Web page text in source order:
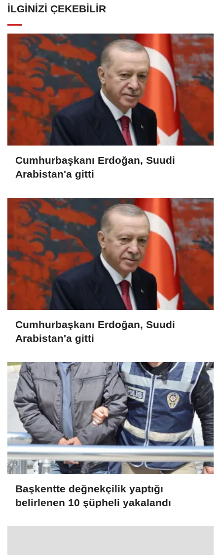
İLGINIZI ÇEKEBILIR
Cumhurbaşkanı Erdoğan, Suudi
Arabistan'a gitti
Cumhurbaşkanı Erdoğan, Suudi
Arabistan'a gitti
Başkentte değnekçilik yaptığı
belirlenen 10 şüpheli yakalandı